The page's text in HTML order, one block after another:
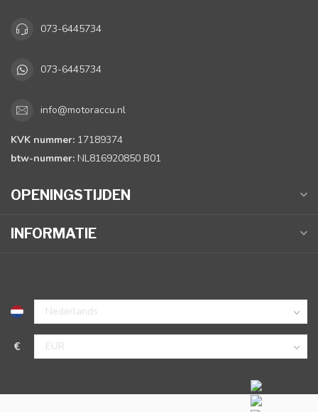
073-6445734
073-6445734
info@motoraccu.nl
KVK nummer: 17189374
btw-nummer: NL816920850 B01
OPENINGSTIJDEN
INFORMATIE
€